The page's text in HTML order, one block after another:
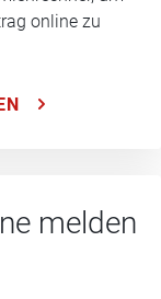
online zu
melden